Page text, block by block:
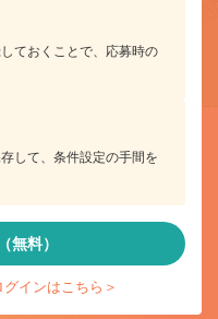
ておくことで、応募時の
して、条件設定の手間を
無料）
インはこちら＞